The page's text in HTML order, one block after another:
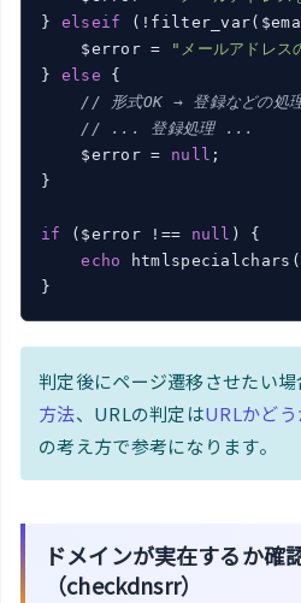
} elseif
    $error =
"メールアドレス
} else {
// 形式OK → 登録などの処
// ... 登録処理 ...
    $error =
null ;
}
if ($error !== null ) {
echo
判定後にページ遷移させたい場
方法、URLの判定はURLかど
の考え方で参考になります。
ドメインが実在するか確
（checkdnsrr）